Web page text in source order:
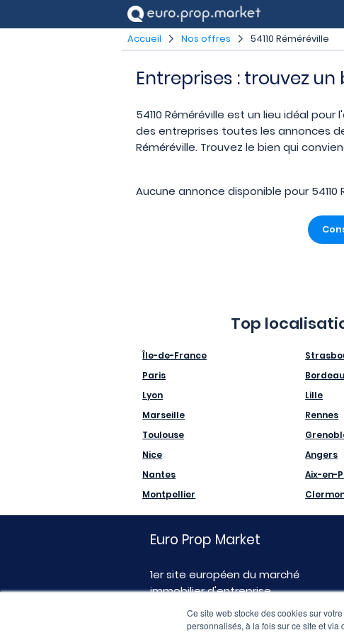
Ce site web stocke des cookies sur
personnalisés, à la fois sur ce site et
Accueil Nos offres 54110 Réméréville
Entreprises : trouvez un
54110 Réméréville est un lieu idéal
des entreprises toutes les annonces
Réméréville. Trouvez le bien qui
Aucune annonce disponible pour 54110
Top
Île-de-France
Paris
Lyon
Marseille
Toulouse
Nice
Nantes
Montpellier
Lille
Rennes
Angers
Aix-en-
Euro Prop Market
1er site européen du marché
immobilier d'entreprise